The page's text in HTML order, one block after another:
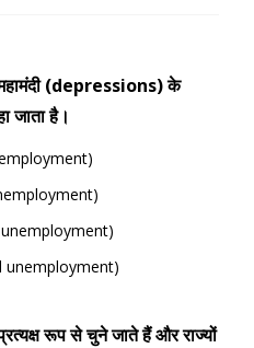
(depressions) के
जाता है।
unemployment)
unemployment)
रूप से चुने जाते हैं और राज्यों